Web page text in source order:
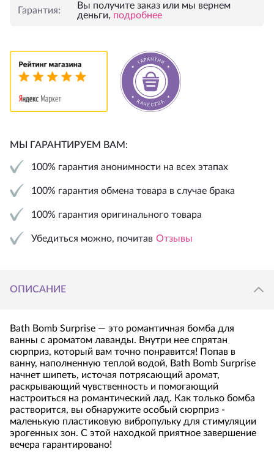
Гарантия:
Вы получите заказ или мы вернем
деньги, подробнее
МЫ ГАРАНТИРУЕМ ВАМ:
100% гарантия анонимности на всех этапах
100% гарантия обмена товара в случае брака
100% гарантия оригинального товара
Убедиться можно, почитав Отзывы
ОПИСАНИЕ
Bath Bomb Surprise — это романтичная бомба для
ванны с ароматом лаванды. Внутри нее спрятан
сюрприз, который вам точно понравится! Попав в
ванну, наполненную теплой водой, Bath Bomb Surprise
начнет шипеть, источая потрясающий аромат,
раскрывающий чувственность и помогающий
настроиться на романтический лад. Как только бомба
растворится, вы обнаружите особый сюрприз -
маленькую пластиковую вибропульку для стимуляции
эрогенных зон. С этой находкой приятное завершение
вечера гарантировано!